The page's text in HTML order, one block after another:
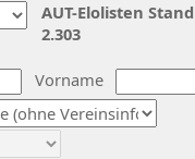
Vorname
AUT-Elolisten
2.303